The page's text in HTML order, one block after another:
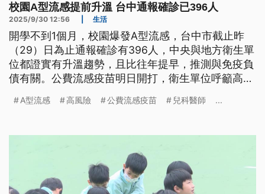
校園A型流感提前升溫 台中通報確診已396人
2025/9/30 12:56 生活
開學不到1個月，校園爆發A型流感，台中市截止昨
（29）日為止通報確診有396人，中央與地方衛生單
位都證實有升溫趨勢，且比往年提早，推測與免疫負
債有關。公費流感疫苗明日開打，衛生單位呼籲高風
A型流感 高風險 公費流感疫苗 兒科醫師 ...